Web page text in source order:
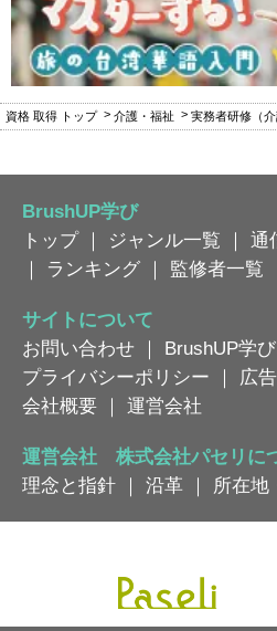
資格 取得 トップ 介護・福祉 実務者研修（
BrushUP学び
トップ｜ ジャンル一覧 ｜ 通
｜
ランキング ｜ 監修者一覧
サイトについて
お問い合わせ ｜ BrushUP学
プライバシーポリシー ｜ 広
会社概要 ｜ 運営会社
運営会社 株式会社パセリに
理念と指針 ｜ 沿革 ｜ 所在地